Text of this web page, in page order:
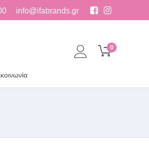
info@ifabrands.gr
0